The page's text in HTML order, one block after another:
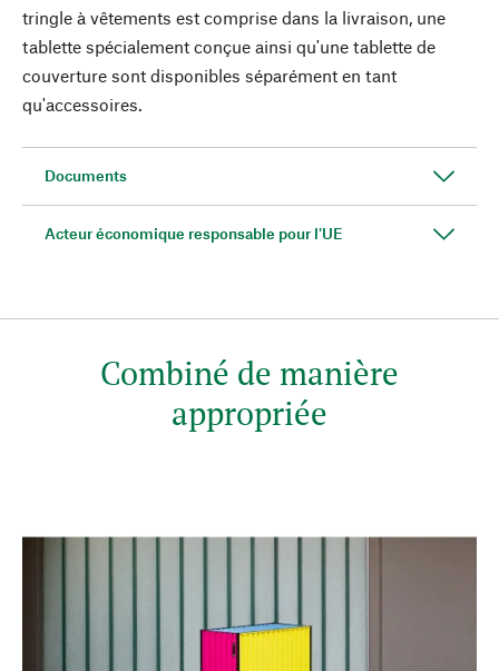
tringle à vêtements est comprise dans la livraison, une
tablette spécialement conçue ainsi qu'une tablette de
couverture sont disponibles séparément en tant
qu'accessoires.
Documents
Acteur économique responsable pour l'UE
Combiné de manière
appropriée